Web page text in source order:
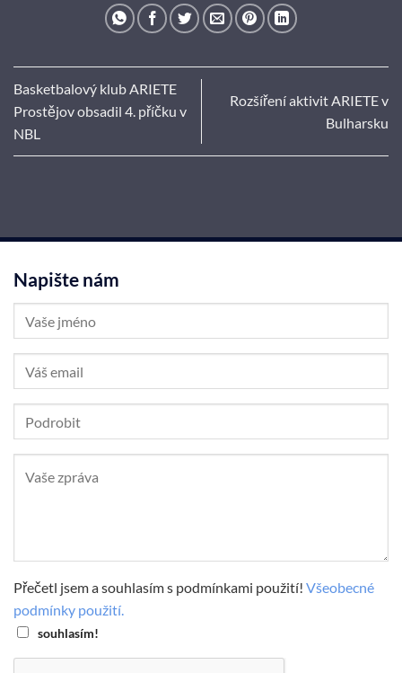
Basketbalový klub ARIETE
Prostějov obsadil 4. příčku v
NBL
Rozšíření aktivit ARIETE v
Bulharsku
Napište nám
Přečetl jsem a souhlasím s podmínkami použití! Všeobecné
podmínky použití.
souhlasím!